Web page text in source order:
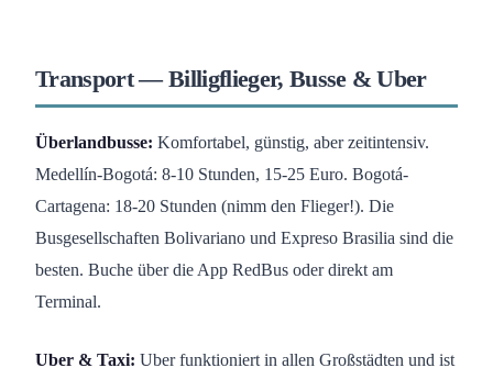
Transport — Billigflieger, Busse & Uber
Überlandbusse: Komfortabel, günstig, aber zeitintensiv.
Medellín-Bogotá: 8-10 Stunden, 15-25 Euro. Bogotá-
Cartagena: 18-20 Stunden (nimm den Flieger!). Die
Busgesellschaften Bolivariano und Expreso Brasilia sind die
besten. Buche über die App RedBus oder direkt am
Terminal.
Uber & Taxi: Uber funktioniert in allen Großstädten und ist